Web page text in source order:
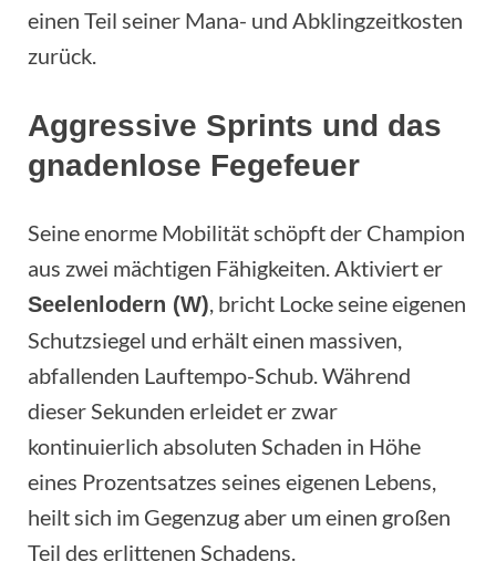
einen Teil seiner Mana- und Abklingzeitkosten
zurück.
Aggressive Sprints und das
gnadenlose Fegefeuer
Seine enorme Mobilität schöpft der Champion
aus zwei mächtigen Fähigkeiten. Aktiviert er
Seelenlodern (W) , bricht Locke seine eigenen
Schutzsiegel und erhält einen massiven,
abfallenden Lauftempo-Schub. Während
dieser Sekunden erleidet er zwar
kontinuierlich absoluten Schaden in Höhe
eines Prozentsatzes seines eigenen Lebens,
heilt sich im Gegenzug aber um einen großen
Teil des erlittenen Schadens.